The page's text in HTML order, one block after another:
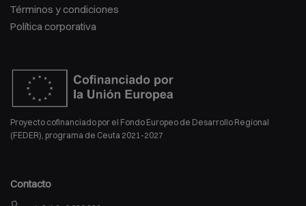
Términos y condiciones
Política corporativa
Proyecto cofinanciado por el Fondo Europeo de Desarrollo Regional
(FEDER), programa de Ceuta 2021-2027
Contacto